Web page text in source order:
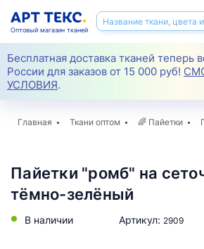
Бесплатная доставка тканей теперь
России для заказов от 15 000 руб!
УСЛОВИЯ.
Оптовый магазин тканей
Главная Ткани оптом 🌈 Пайетки
Пайетки "ромб" на
тёмно-зелёный
В наличии Артикул: 2909